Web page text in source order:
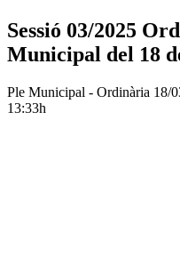
Sessió 03/2025
Municipal del 18
Ple Municipal - Ordinària 18/
13:33h